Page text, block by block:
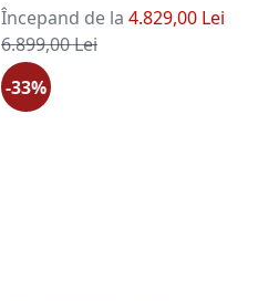
Începand de la 4.829,00 Lei
Pret standard
6.899,00 Lei
-33%